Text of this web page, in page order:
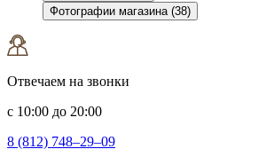
Фотографии магазина (38)
Отвечаем на звонки
с 10:00 до 20:00
8 (812) 748–29–09